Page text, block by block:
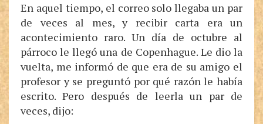
En aquel tiempo, el correo solo llegaba un par
de veces al mes, y recibir carta era un
acontecimiento raro. Un día de octubre al
párroco le llegó una de Copenhague. Le dio la
vuelta, me informó de que era de su amigo el
profesor y se preguntó por qué razón le había
escrito. Pero después de leerla un par de
veces, dijo: